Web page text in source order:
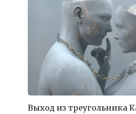
Выход из треугольника